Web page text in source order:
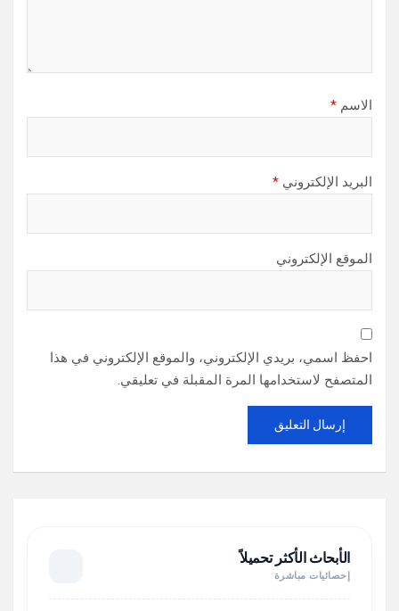
الاسم *
البريد الإلكتروني *
الموقع الإلكتروني
احفظ اسمي، بريدي الإلكتروني، والموقع الإلكتروني في هذا
المتصفح لاستخدامها المرة المقبلة في تعليقي.
الأبحاث الأكثر تحميلاً
إحصائيات مباشرة